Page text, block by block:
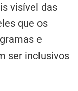
visível das
que os
e
ser inclusivos